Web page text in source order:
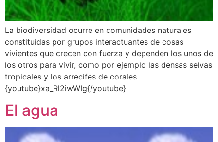
La biodiversidad ocurre en comunidades naturales
constituidas por grupos interactuantes de cosas
vivientes que crecen con fuerza y dependen los unos de
los otros para vivir, como por ejemplo las densas selvas
tropicales y los arrecifes de corales.
{youtube}xa_Rl2iwWIg{/youtube}
El agua